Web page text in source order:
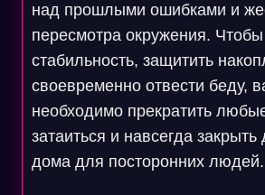
над прошлыми ошибками и
пересмотра окружения. Чтобы
стабильность, защитить
своевременно отвести беду,
необходимо прекратить
затаиться и навсегда закрыть
дома для посторонних людей.